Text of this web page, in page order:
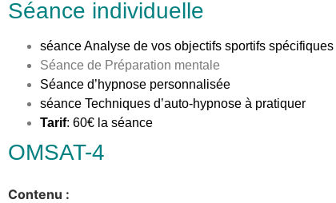
Séance individuelle
séance Analyse de vos objectifs sportifs spécifiques
Séance de Préparation mentale
Séance d’hypnose personnalisée
séance Techniques d’auto-hypnose à pratiquer
Tarif: 60€ la séance
OMSAT-4
Contenu :